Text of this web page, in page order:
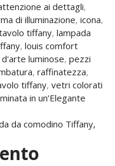
ai dettagli,
di illuminazione, icona,
tiffany, lampada
, louis comfort
luminose, pezzi
, raffinatezza,
tiffany, vetri colorati
in un’Elegante
da comodino Tiffany,